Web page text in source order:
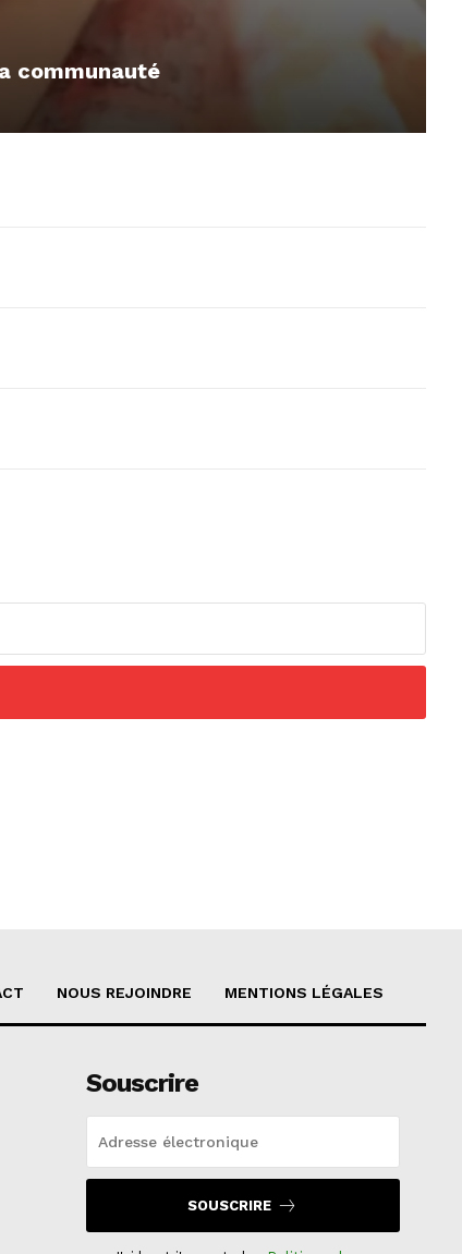
communauté
NOUS REJOINDRE MENTIONS LÉGALES
Souscrire
SOUSCRIRE